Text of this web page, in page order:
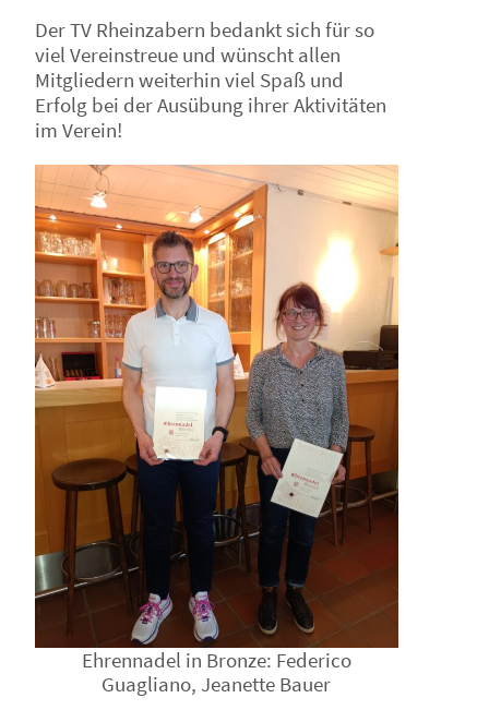
Der TV Rheinzabern bedankt sich für so
viel Vereinstreue und wünscht allen
Mitgliedern weiterhin viel Spaß und
Erfolg bei der Ausübung ihrer Aktivitäten
im Verein!
Ehrennadel in Bronze: Federico
Guagliano, Jeanette Bauer